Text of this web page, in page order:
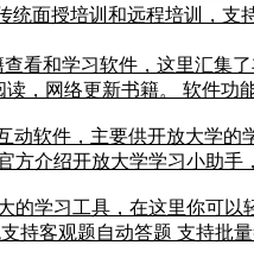
面授培训和远程培训，支
看和学习软件，这里汇集
，网络更新书籍。 软件功
动软件，主要供开放大学的
介绍开放大学学习小助手
的学习工具，在这里你可
持客观题自动答题 支持批